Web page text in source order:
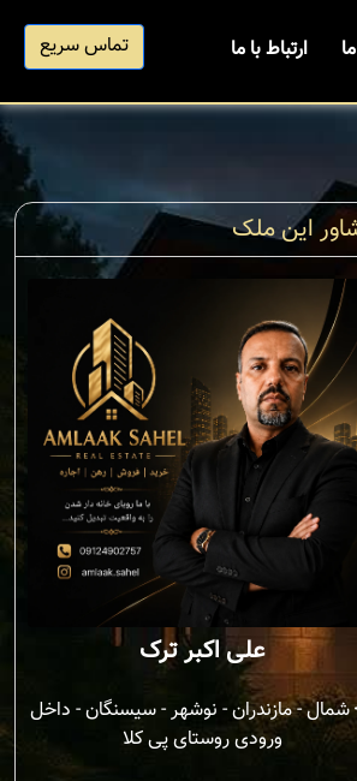
ارتباط با ما تماس سریع
این ملک
علی اکبر ترک
شمال - مازندران - نوشهر - سیسنگان - داخل
ورودی روستای پی کلا